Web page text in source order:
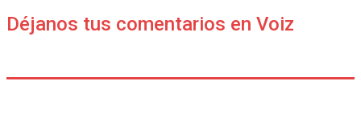
Déjanos tus comentarios en Voiz